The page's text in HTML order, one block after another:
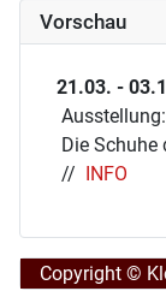
Vorschau
21.03. -
Ausstellung:
Die Schuhe
// INFO
Copyright ©